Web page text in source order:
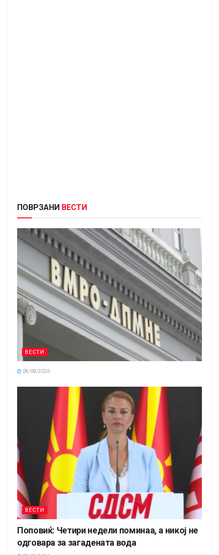
ПОВРЗАНИ ВЕСТИ
ВЕСТИ
08/08/2026
ВЕСТИ
Поповиќ: Четири недели поминаа, а никој не
одговара за загадената вода